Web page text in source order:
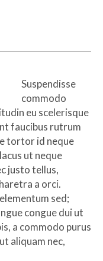
Suspendisse
commodo
eu scelerisque
faucibus rutrum
tortor id neque
ut neque
justo tellus,
a orci.
sed;
congue dui ut
a commodo purus
aliquam nec,